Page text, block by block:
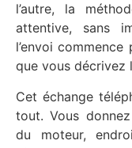
l’autre, la
attentive, sans
l’envoi commence
que vous décrivez
Cet échange
tout. Vous
du moteur,